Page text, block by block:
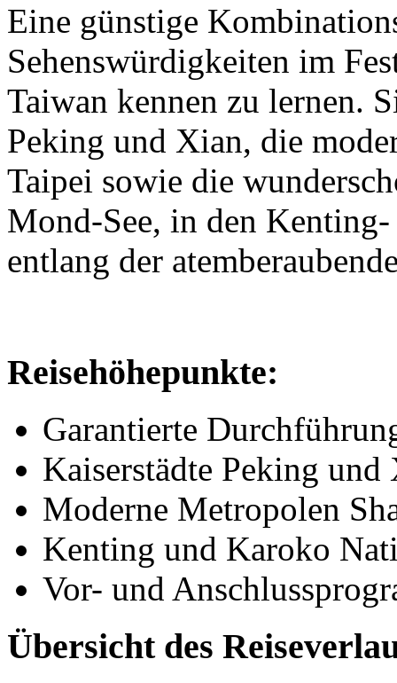
Eine günstige
Sehenswürdigkeiten im
Taiwan kennen zu lernen.
Peking und Xian, die
Taipei sowie die
Mond-See, in den
entlang der
Reisehöhepunkte:
Garantierte
Kaiserstädte Peking und
Moderne Metropolen
Kenting und Karoko
Vor- und
Übersicht des